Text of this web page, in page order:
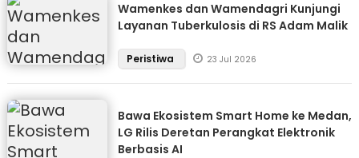
Wamenkes dan Wamendagri Kunjungi
Layanan Tuberkulosis di RS Adam Malik
Peristiwa 23 Jul 2026
Bawa Ekosistem Smart Home ke Medan,
LG Rilis Deretan Perangkat Elektronik
Berbasis AI